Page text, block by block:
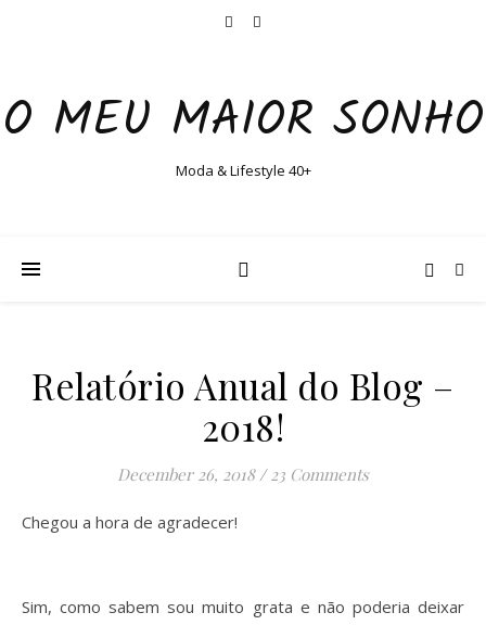
O MEU MAIOR SONHO
Moda & Lifestyle 40+
Relatório Anual do Blog –
2018!
December 26, 2018 / 23 Comments
Chegou a hora de agradecer!
Sim, como sabem sou muito grata e não poderia deixar